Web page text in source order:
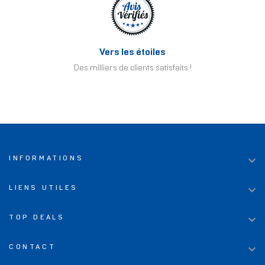
Vers les étoiles
Des milliers de clients satisfaits !
INFORMATIONS 
LIENS UTILES 
TOP DEALS 
CONTACT 